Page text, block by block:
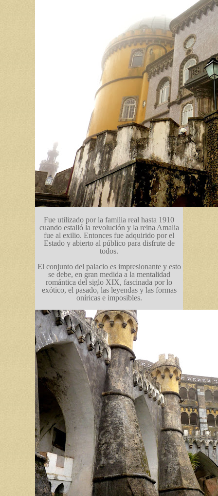
Fue utilizado por la familia real hasta 1910
cuando estalló la revolución y la reina Amalia
fue al exilio. Entonces fue adquirido por el
Estado y abierto al público para disfrute de
todos.
El conjunto del palacio es impresionante y esto
se debe, en gran medida a la mentalidad
romántica del siglo XIX, fascinada por lo
exótico, el pasado, las leyendas y las formas
oníricas e imposibles.